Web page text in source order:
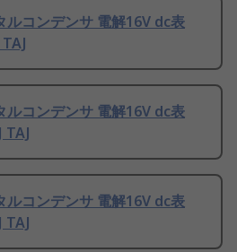
ルコンデンサ 電解16V dc表
ルコンデンサ 電解16V dc表
TAJ
ルコンデンサ 電解16V dc表
TAJ